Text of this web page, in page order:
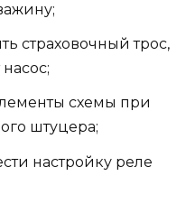
страховочный трос,
схемы при
штуцера;
настройку реле